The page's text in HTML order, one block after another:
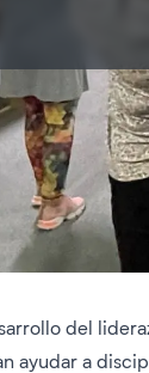
del
ayudar a